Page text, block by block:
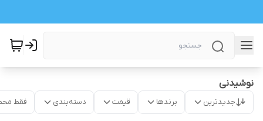
نوشیدنی
جدیدترین برندها قیمت دسته‌بندی فقط